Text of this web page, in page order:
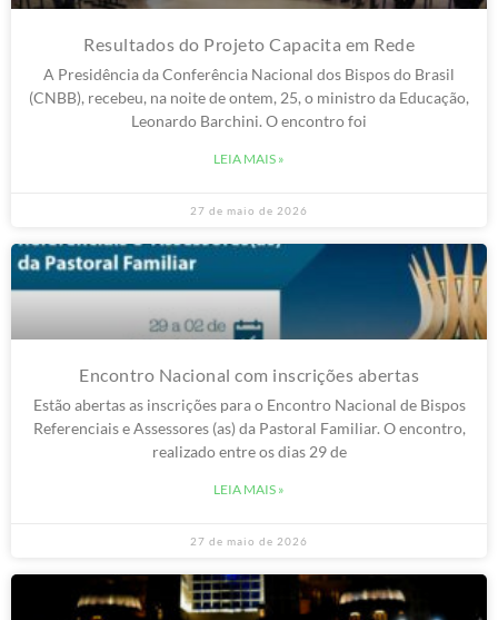
Resultados do Projeto Capacita em Rede
A Presidência da Conferência Nacional dos Bispos do Brasil
(CNBB), recebeu, na noite de ontem, 25, o ministro da Educação,
Leonardo Barchini. O encontro foi
LEIA MAIS »
27 de maio de 2026
Encontro Nacional com inscrições abertas
Estão abertas as inscrições para o Encontro Nacional de Bispos
Referenciais e Assessores (as) da Pastoral Familiar. O encontro,
realizado entre os dias 29 de
LEIA MAIS »
27 de maio de 2026